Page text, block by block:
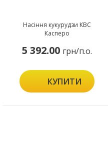
Насіння кукурудзи КВС
Касперо
5 392.00 грн/п.о.
КУПИТИ